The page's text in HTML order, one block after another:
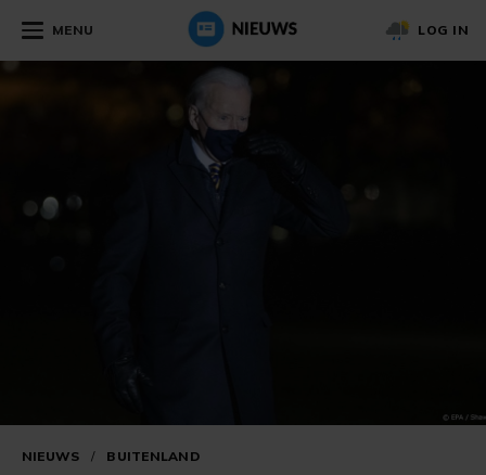
MENU LOG IN
NIEUWS / BUITENLAND